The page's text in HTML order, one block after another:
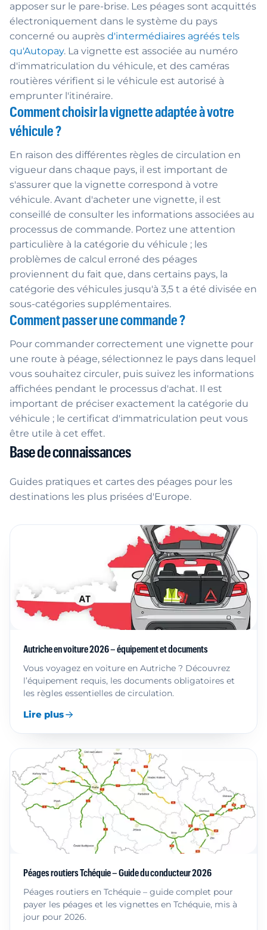
apposer sur le pare-brise. Les péages sont acquittés
électroniquement dans le système du pays
concerné ou auprès d'intermédiaires agréés tels
qu'Autopay. La vignette est associée au numéro
d'immatriculation du véhicule, et des caméras
routières vérifient si le véhicule est autorisé à
emprunter l'itinéraire.
Comment choisir la vignette adaptée à votre
véhicule ?
En raison des différentes règles de circulation en
vigueur dans chaque pays, il est important de
s'assurer que la vignette correspond à votre
véhicule. Avant d'acheter une vignette, il est
conseillé de consulter les informations associées au
processus de commande. Portez une attention
particulière à la catégorie du véhicule ; les
problèmes de calcul erroné des péages
proviennent du fait que, dans certains pays, la
catégorie des véhicules jusqu'à 3,5 t a été divisée en
sous-catégories supplémentaires.
Comment passer une commande ?
Pour commander correctement une vignette pour
une route à péage, sélectionnez le pays dans lequel
vous souhaitez circuler, puis suivez les informations
affichées pendant le processus d'achat. Il est
important de préciser exactement la catégorie du
véhicule ; le certificat d'immatriculation peut vous
être utile à cet effet.
Base de connaissances
Guides pratiques et cartes des péages pour les
destinations les plus prisées d'Europe.
Autriche en voiture 2026 – équipement et documents
Vous voyagez en voiture en Autriche ? Découvrez
l’équipement requis, les documents obligatoires et
les règles essentielles de circulation.
Lire plus
Péages routiers Tchéquie – Guide du conducteur 2026
Péages routiers en Tchéquie – guide complet pour
payer les péages et les vignettes en Tchéquie, mis à
jour pour 2026.